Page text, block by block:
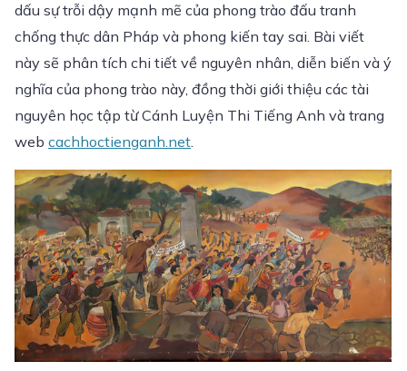
dấu sự trỗi dậy mạnh mẽ của phong trào đấu tranh
chống thực dân Pháp và phong kiến tay sai. Bài viết
này sẽ phân tích chi tiết về nguyên nhân, diễn biến và ý
nghĩa của phong trào này, đồng thời giới thiệu các tài
nguyên học tập từ Cánh Luyện Thi Tiếng Anh và trang
webcachhoctienganh.net.